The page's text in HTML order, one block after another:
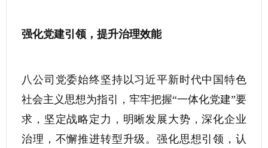
强化党建引领，提升治理效能
八公司党委始终坚持以习近平新时代中国特色
社会主义思想为指引，牢牢把握“一体化党建”要
求，坚定战略定力，明晰发展大势，深化企业
治理，不懈推进转型升级。强化思想引领，认